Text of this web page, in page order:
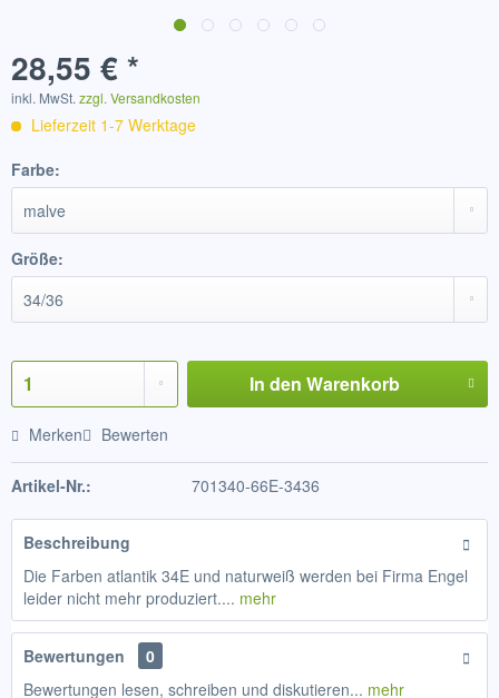
28,55 € *
inkl. MwSt. zzgl. Versandkosten
Lieferzeit 1-7 Werktage
Farbe:
Größe:
In den Warenkorb
Merken Bewerten
Artikel-Nr.: 701340-66E-3436
Beschreibung
Die Farben atlantik 34E und naturweiß werden bei Firma Engel
leider nicht mehr produziert.... mehr
Bewertungen
0
Bewertungen lesen, schreiben und diskutieren... mehr